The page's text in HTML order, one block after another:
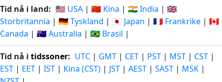
Tid nå i land: 🇺🇸 USA | 🇨🇳 Kina | 🇮🇳 India | 🇬🇧
Storbritannia | 🇩🇪 Tyskland | 🇯🇵 Japan | 🇫🇷 Frankrike | 🇨🇦
Canada | 🇦🇺 Australia | 🇧🇷 Brasil |
Tid nå i tidssoner: UTC | GMT | CET | PST | MST | CST |
EST | EET | IST | Kina (CST) | JST | AEST | SAST | MSK |